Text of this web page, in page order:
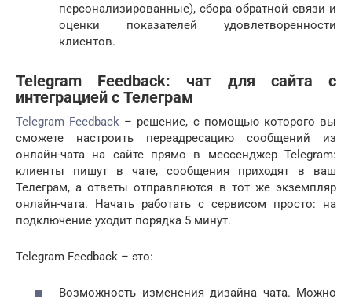
персонализированные), сбора обратной связи и
оценки показателей удовлетворенности
клиентов.
Telegram Feedback: чат для сайта с
интеграцией с Телеграм
Telegram Feedback – решение, с помощью которого вы
сможете настроить переадресацию сообщений из
онлайн-чата на сайте прямо в мессенджер Telegram:
клиенты пишут в чате, сообщения приходят в ваш
Телеграм, а ответы отправляются в тот же экземпляр
онлайн-чата. Начать работать с сервисом просто: на
подключение уходит порядка 5 минут.
Telegram Feedback – это:
Возможность изменения дизайна чата. Можно